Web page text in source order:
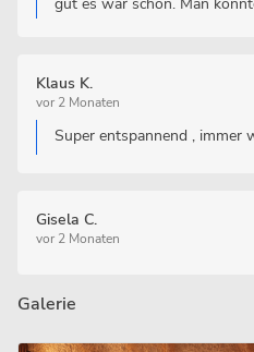
Klaus K.
vor 2 Monaten
Super entspannend , immer
Gisela C.
vor 2 Monaten
Galerie